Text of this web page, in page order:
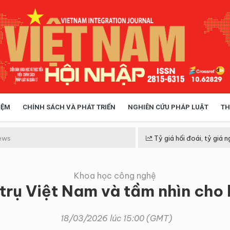
CHÍNH SÁCH VÀ PHÁT TRIỂN NGHIÊN CỨU PHÁP LUẬT
TIỄN QUẢN LÝ VIỆT NAM ĐIỂM ĐẾN
Tỷ giá hối đoái, tỷ giá
Khoa học công nghệ
Việt Nam và tầm nhìn cho
18/03/2026 lúc 15:00 (GMT)